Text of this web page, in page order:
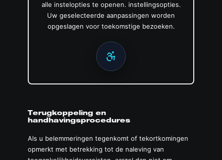
alle instelopties te openen. instellingsopties.
Uw geselecteerde aanpassingen worden
opgeslagen voor toekomstige bezoeken.
Terugkoppeling en
handhavingsprocedures
Als u belemmeringen tegenkomt of tekortkomingen
opmerkt met betrekking tot de naleving van